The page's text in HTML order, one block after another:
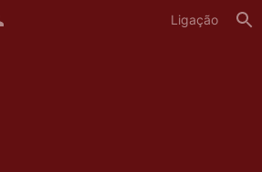
Ligação